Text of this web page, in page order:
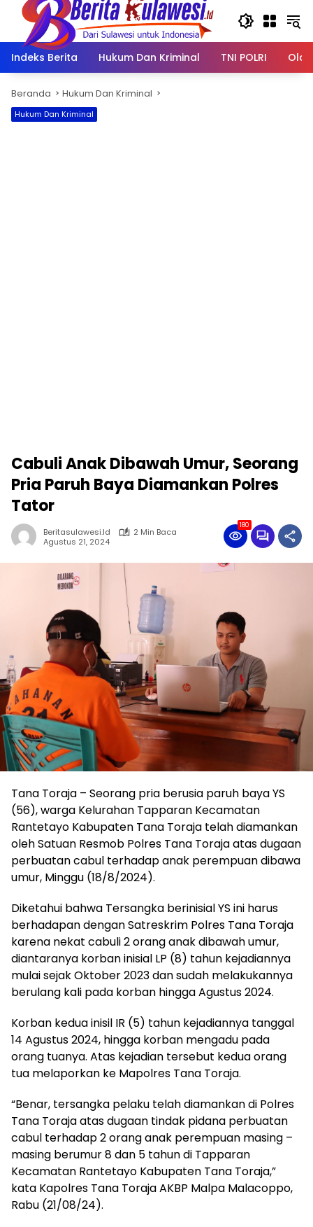
Langsung
konten
Indeks Berita
Hukum Dan Kriminal TNI POLRI
Beranda Hukum Dan Kriminal
Hukum Dan Kriminal
Cabuli Anak Dibawah Umur, Seorang
Pria Paruh Baya Diamankan Polres
Tator
Beritasulawesi.id
2 Min Baca
Agustus 21, 2024
180
Tana Toraja – Seorang pria berusia paruh baya YS
(56), warga Kelurahan Tapparan Kecamatan
Rantetayo Kabupaten Tana Toraja telah diamankan
oleh Satuan Resmob Polres Tana Toraja atas dugaan
perbuatan cabul terhadap anak perempuan dibawa
umur, Minggu (18/8/2024).
Diketahui bahwa Tersangka berinisial YS ini harus
berhadapan dengan Satreskrim Polres Tana Toraja
karena nekat cabuli 2 orang anak dibawah umur,
diantaranya korban inisial LP (8) tahun kejadiannya
mulai sejak Oktober 2023 dan sudah melakukannya
berulang kali pada korban hingga Agustus 2024.
Korban kedua inisil IR (5) tahun kejadiannya tanggal
14 Agustus 2024, hingga korban mengadu pada
orang tuanya. Atas kejadian tersebut kedua orang
tua melaporkan ke Mapolres Tana Toraja.
“Benar, tersangka pelaku telah diamankan di Polres
Tana Toraja atas dugaan tindak pidana perbuatan
cabul terhadap 2 orang anak perempuan masing –
masing berumur 8 dan 5 tahun di Tapparan
Kecamatan Rantetayo Kabupaten Tana Toraja,”
kata Kapolres Tana Toraja AKBP Malpa Malacoppo,
Rabu (21/08/24).